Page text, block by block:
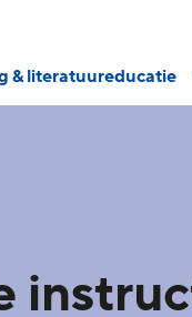
& literatuureducatie